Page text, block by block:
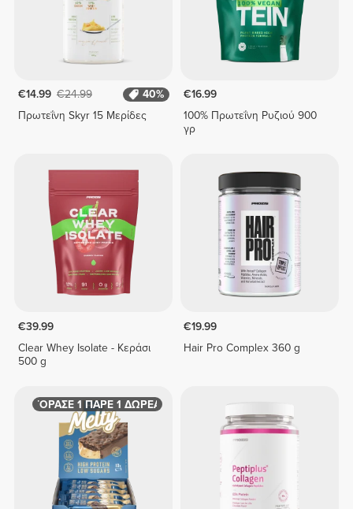
€14.99 €24.99
40%
Πρωτεΐνη Skyr 15 Μερίδες
€16.99
100% Πρωτεΐνη Ρυζιού 900
γρ
€39.99
Clear Whey Isolate - Κεράσι
500 g
€19.99
Hair Pro Complex 360 g
ΑΓΟΡΑΣΕ 1 ΠΑΡΕ 1 ΔΩΡΕΑΝ